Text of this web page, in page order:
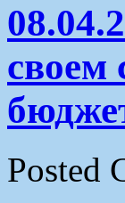
своем
Posted